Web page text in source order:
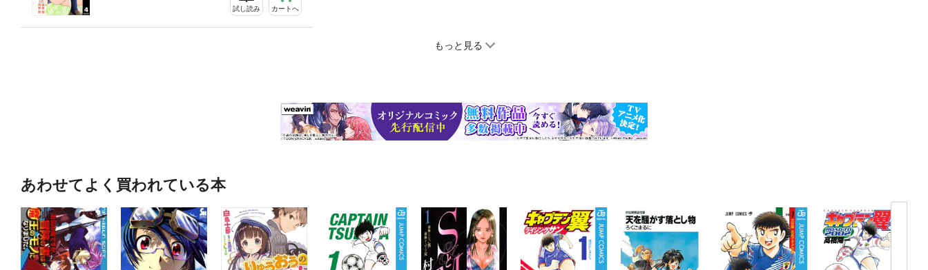
試し読み カートへ
もっと見る
あわせてよく買われている本